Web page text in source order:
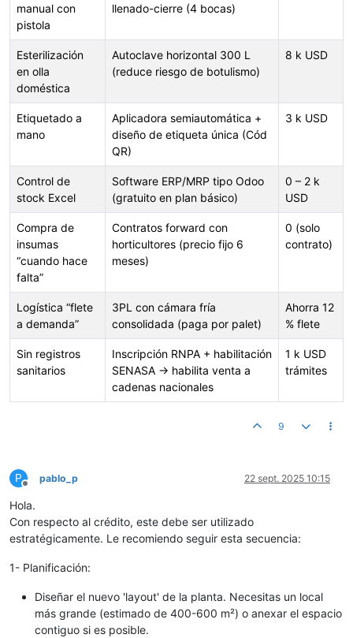
manual con
pistola
llenado-cierre (4 bocas)
Esterilización
en olla
doméstica
Autoclave horizontal 300 L
(reduce riesgo de botulismo)
8 k USD
Etiquetado a
mano
Aplicadora semiautomática +
diseño de etiqueta única (Cód
QR)
3 k USD
Control de
stock Excel
Software ERP/MRP tipo Odoo
(gratuito en plan básico)
0 – 2 k
USD
Compra de
insumas
“cuando hace
falta”
Contratos forward con
horticultores (precio fijo 6
meses)
0 (solo
contrato)
Logística “flete
a demanda”
3PL con cámara fría
consolidada (paga por palet)
Ahorra 12
% flete
Sin registros
sanitarios
Inscripción RNPA + habilitación
SENASA → habilita venta a
cadenas nacionales
1 k USD
trámites
9
P
Desconectado
pablo_p 22 sept. 2025 10:15
Hola.
Con respecto al crédito, este debe ser utilizado
estratégicamente. Le recomiendo seguir esta secuencia:
1- Planificación:
Diseñar el nuevo 'layout' de la planta. Necesitas un local
más grande (estimado de 400-600 m²) o anexar el espacio
contiguo si es posible.